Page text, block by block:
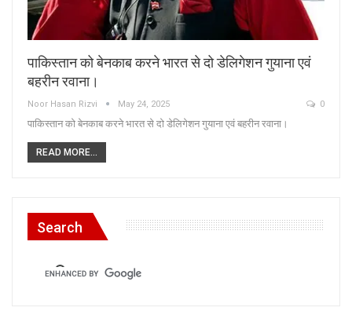
पाकिस्तान को बेनकाब करने भारत से दो डेलिगेशन गुयाना एवं
बहरीन रवाना।
Noor Hasan Rizvi May 24, 2025 0
पाकिस्तान को बेनकाब करने भारत से दो डेलिगेशन गुयाना एवं बहरीन रवाना।
READ MORE...
Search